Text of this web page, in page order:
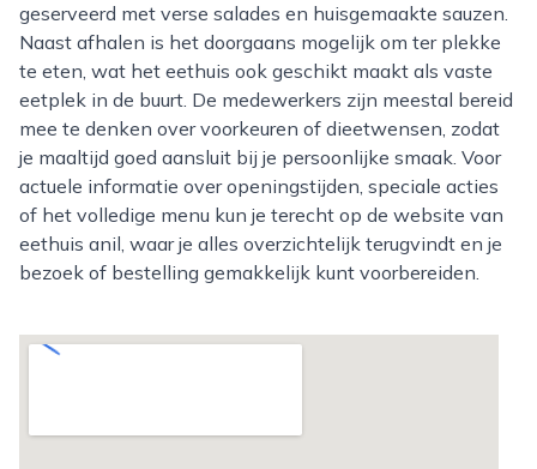
geserveerd met verse salades en huisgemaakte sauzen.
Naast afhalen is het doorgaans mogelijk om ter plekke
te eten, wat het eethuis ook geschikt maakt als vaste
eetplek in de buurt. De medewerkers zijn meestal bereid
mee te denken over voorkeuren of dieetwensen, zodat
je maaltijd goed aansluit bij je persoonlijke smaak. Voor
actuele informatie over openingstijden, speciale acties
of het volledige menu kun je terecht op de website van
eethuis anil, waar je alles overzichtelijk terugvindt en je
bezoek of bestelling gemakkelijk kunt voorbereiden.